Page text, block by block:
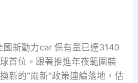
新動力car 保有量已達3140
首位。跟著推進年夜範圍裝
新的“兩新”政策連續落地，估